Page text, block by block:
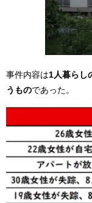
事件内容は1人暮らし
うものであった。